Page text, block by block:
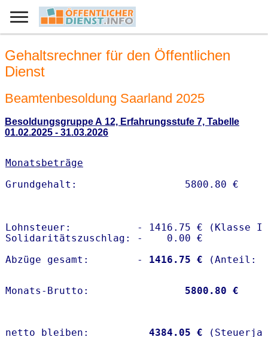
Gehaltsrechner für den Öffentlichen
Dienst
Beamtenbesoldung Saarland 2025
Besoldungsgruppe A 12, Erfahrungsstufe 7, Tabelle
01.02.2025 - 31.03.2026
Monatsbeträge
Lohnsteuer:           - 1416.75 € (Klasse I)
Solidaritätszuschlag: -    0.00 €
Abzüge gesamt:        -
1416.75 €
Monats-Brutto: 5800.80 €
netto bleiben: 4384.05 €